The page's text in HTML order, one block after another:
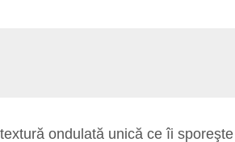
ondulată unică ce îi sporeşte